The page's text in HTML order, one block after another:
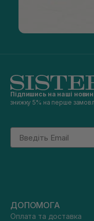
Підпишись на наші
знижку 5% на перше
Email
ДОПОМОГА
Оплата та доставка